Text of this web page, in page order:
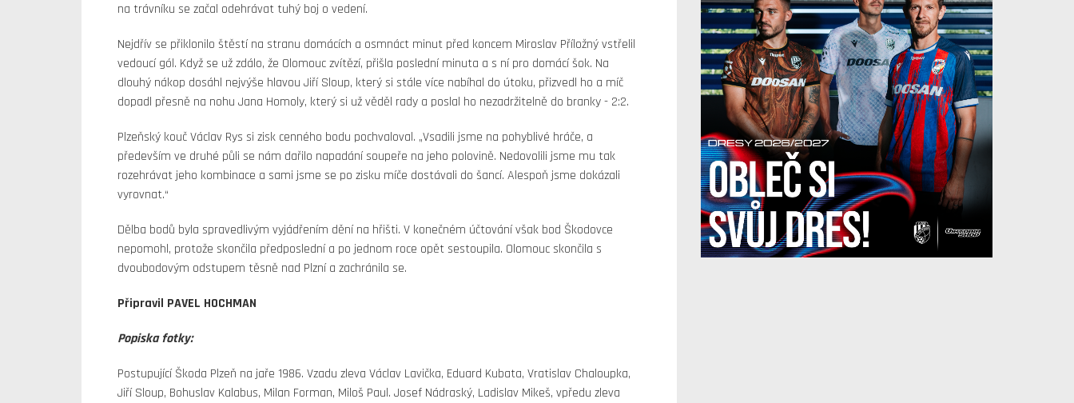
na trávníku se začal odehrávat tuhý boj o vedení.
Nejdřív se přiklonilo štěstí na stranu domácích a osmnáct minut před koncem Miroslav Příložný vstřelil
vedoucí gól. Když se už zdálo, že Olomouc zvítězí, přišla poslední minuta a s ní pro domácí šok. Na
dlouhý nákop dosáhl nejvýše hlavou Jiří Sloup, který si stále více nabíhal do útoku, přizvedl ho a míč
dopadl přesně na nohu Jana Homoly, který si už věděl rady a poslal ho nezadržitelně do branky - 2:2.
Plzeňský kouč Václav Rys si zisk cenného bodu pochvaloval. „Vsadili jsme na pohyblivé hráče, a
především ve druhé půli se nám dařilo napadání soupeře na jeho polovině. Nedovolili jsme mu tak
rozehrávat jeho kombinace a sami jsme se po zisku míče dostávali do šancí. Alespoň jsme dokázali
vyrovnat.“
Dělba bodů byla spravedlivým vyjádřením dění na hřišti. V konečném účtování však bod Škodovce
nepomohl, protože skončila předposlední a po jednom roce opět sestoupila. Olomouc skončila s
dvoubodovým odstupem těsně nad Plzní a zachránila se.
Připravil PAVEL HOCHMAN
Popiska fotky:
Postupující Škoda Plzeň na jaře 1986. Vzadu zleva Václav Lavička, Eduard Kubata, Vratislav Chaloupka,
Jiří Sloup, Bohuslav Kalabus, Milan Forman, Miloš Paul. Josef Nádraský, Ladislav Mikeš, vpředu zleva